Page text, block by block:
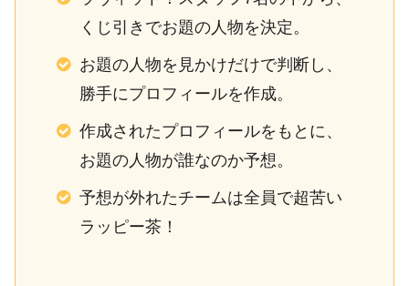
くじ引きでお題の人物を決定。
お題の人物を見かけだけで判断し、
勝手にプロフィールを作成。
作成されたプロフィールをもとに、
お題の人物が誰なのか予想。
予想が外れたチームは全員で超苦い
ラッピー茶！